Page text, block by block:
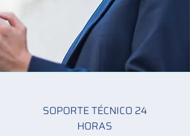
SOPORTE TÉCNICO 24
HORAS